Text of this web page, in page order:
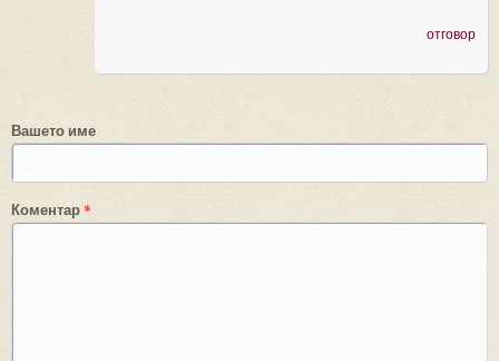
отговор
Вашето име
Коментар*